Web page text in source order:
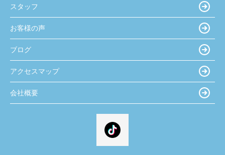
スタッフ
お客様の声
ブログ
アクセスマップ
会社概要